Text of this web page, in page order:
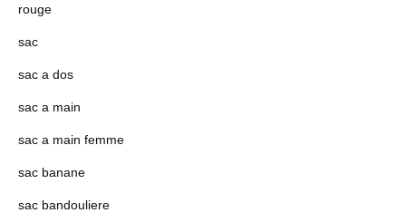
rouge
sac
sac a dos
sac a main
sac a main femme
sac banane
sac bandouliere